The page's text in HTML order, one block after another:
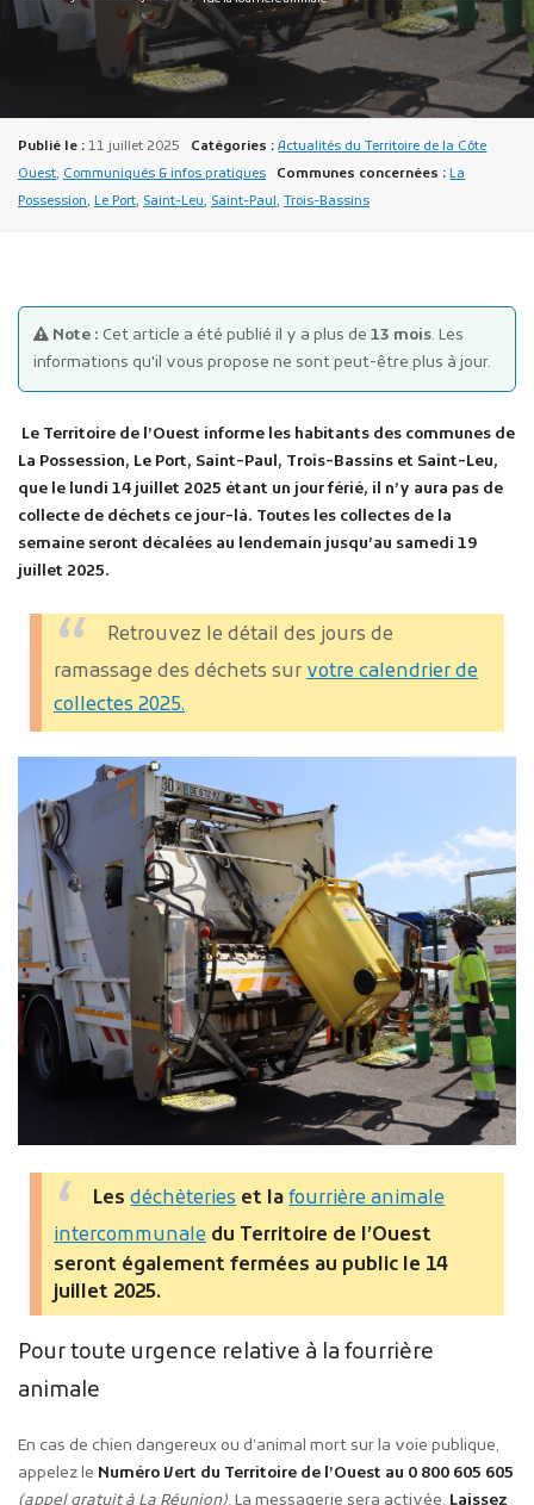
Publicité des actes
Publié le : 11 juillet 2025 Catégories : Actualités du Territoire de la Côte
Ouest, Communiqués & infos pratiques Communes concernées : La
Possession, Le Port, Saint-Leu, Saint-Paul, Trois-Bassins
Note : Cet article a été publié il y a plus de 13 mois. Les
informations qu'il vous propose ne sont peut-être plus à jour.
Le Territoire de l’Ouest informe les habitants des communes de
La Possession, Le Port, Saint-Paul, Trois-Bassins et Saint-Leu,
que le lundi 14 juillet 2025 étant un jour férié, il n’y aura pas de
collecte de déchets ce jour-là. Toutes les collectes de la
semaine seront décalées au lendemain jusqu’au samedi 19
juillet 2025.
Retrouvez le détail des jours de
ramassage des déchets sur votre calendrier de
collectes 2025.
Lesdéchèterieset lafourrière animale
intercommunale du Territoire de l’Ouest
seront également fermées au public le 14
juillet 2025.
Pour toute urgence relative à la fourrière
animale
En cas de chien dangereux ou d’animal mort sur la voie publique,
appelez le Numéro Vert du Territoire de l’Ouest au 0 800 605 605